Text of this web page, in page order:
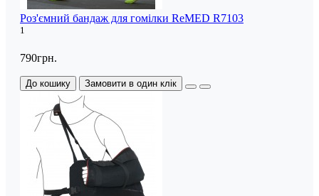
Роз'ємний бандаж для гомілки ReMED R7103
1
790грн.
До кошику Замовити в один клік